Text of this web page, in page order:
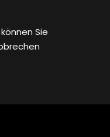
Sie